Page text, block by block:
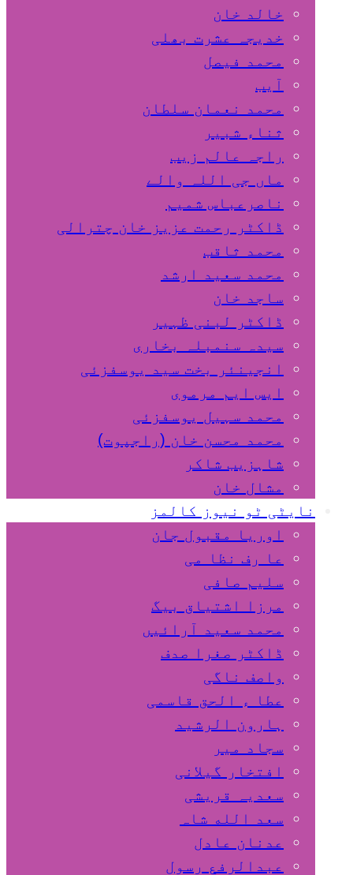
خالد خان
خدیجہ عشرت بھلی
محمد فیصل
آیب
محمد نعمان سلطان
ثناء شبیر
راجہ عالم زیب
ماں جی اللہ والے
ناصرعباس شمیم
ڈاکٹر رحمت عزیز خان چترالی
محمد ثاقب
محمد سعید ارشد
ساجد خان
ڈاکٹر لبنی ظہیر
سیدہ سنمبلہ بخاری
انجینئر بخت سید یوسفزئی
ایس ایم مرموی
محمد سہیل یوسفزئی
محمد محسن خان (راجپوت)
شاہزیب شاکر
مشال خان
نایٹی ٹو نیوز کالمز
اوریا مقبول جان
عا رف نظا می
سلیم صافی
مرزا اشتیاق بیگ
محمد سعید آرائیں
ڈاکٹر صغرا صدف
واصف ناگی
عطا ء الحق قاسمی
ہارون الرشید
سجاد میر
افتخار گیلانی
سعدیہ قریشی
سعد الله شاہ
عدنان عادل
عبدالرفع رسول